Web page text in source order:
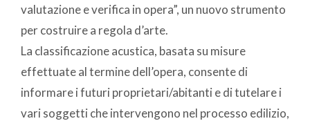
valutazione e verifica in opera”, un nuovo strumento
per costruire a regola d’arte.
La classificazione acustica, basata su misure
effettuate al termine dell’opera, consente di
informare i futuri proprietari/abitanti e di tutelare i
vari soggetti che intervengono nel processo edilizio,